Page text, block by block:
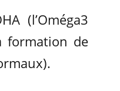
(l’Oméga3
formation de